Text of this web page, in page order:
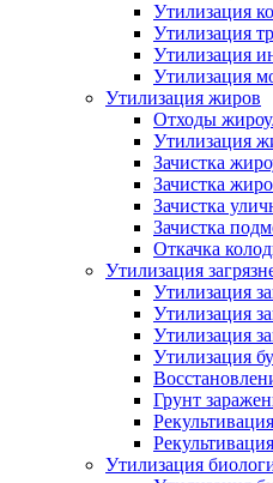
Утилизация
Утилизация
Утилизация
Утилизация
Утилизация жиров
Отходы
Утилизация
Зачистка
Зачистка
Зачистка
Зачистка
Откачка
Утилизация
Утилизация
Утилизация
Утилизация
Утилизация
Грунт
Рекультивация
Утилизация